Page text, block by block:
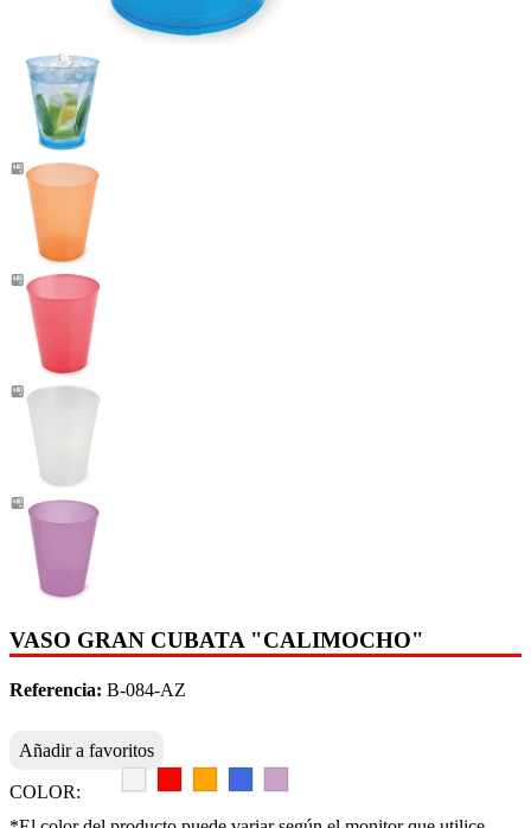
VASO GRAN CUBATA "CALIMOCHO"
Referencia: B-084-AZ
Añadir a favoritos
COLOR: